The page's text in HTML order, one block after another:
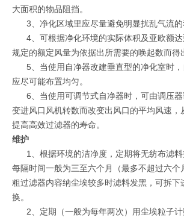
大面积的物品阻挡。
3、净化区域里应尽量避免明显扰乱气流的
4、可根据净化环境的实际体积及亚欧额
规定的额定风量为依据出所需要的唤起数而得
5、当使用自净器改建垂直型的净化室时
应尽可能布置均匀。
6、当使用可调节式自净器时，可由调压
变进风口风机转数而改变出风口的平均风速，
提高高效过滤器的寿命。
维护
1、根据环境的洁净度，定期将无纺布滤料
每隔时间一般为三至六个月（最多不超过六个
粗过滤器内容纳尘埃较多时滤料发黑，可拆下
换。
2、定期（一般为每年两次）用尘埃粒子